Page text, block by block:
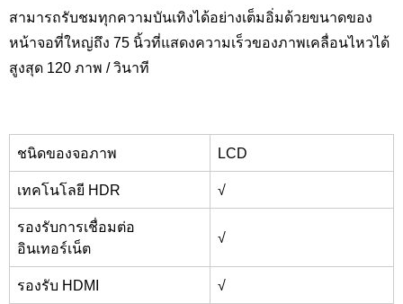
สามารถรับชมทุกความบันเทิงได้อย่างเต็มอิ่มด้วยขนาดของ
หน้าจอที่ใหญ่ถึง 75 นิ้วที่แสดงความเร็วของภาพเคลื่อนไหวได้
สูงสุด 120 ภาพ / วินาที
ชนิดของจอภาพ LCD
เทคโนโลยี HDR √
รองรับการเชื่อมต่อ
อินเทอร์เน็ต
√
รองรับ HDMI √